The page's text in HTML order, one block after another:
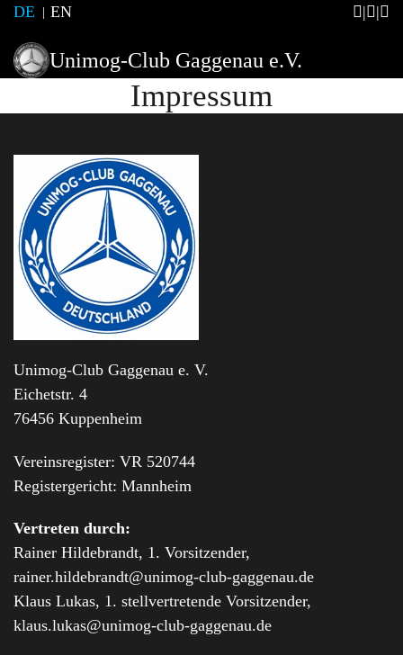
DE EN
Unimog-Club Gaggenau e.V.
Impressum
Unimog-Club Gaggenau e. V.
Eichetstr. 4
76456 Kuppenheim
Vereinsregister: VR 520744
Registergericht: Mannheim
Vertreten durch:
Rainer Hildebrandt, 1. Vorsitzender,
rainer.hildebrandt@unimog-club-gaggenau.de
Klaus Lukas, 1. stellvertretende Vorsitzender,
klaus.lukas@unimog-club-gaggenau.de